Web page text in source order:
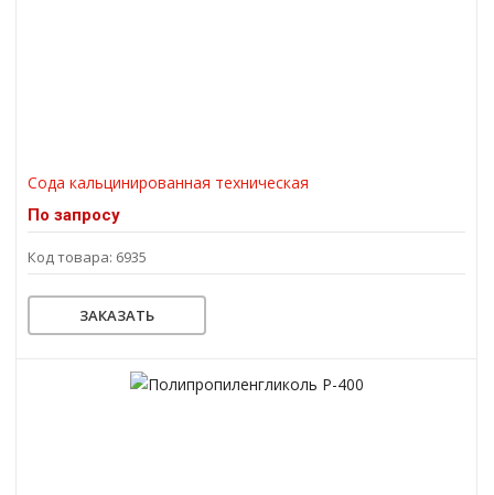
Сода кальцинированная техническая
По запросу
Код товара: 6935
ЗАКАЗАТЬ